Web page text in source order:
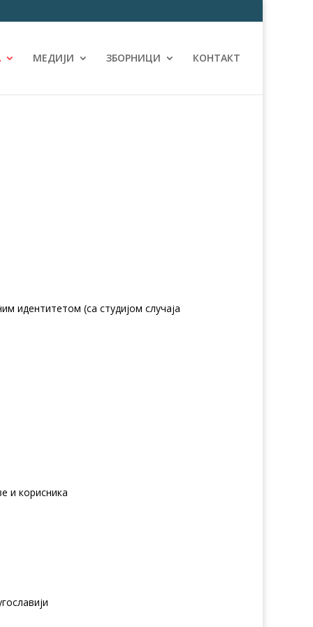
МЕДИЈИ ЗБОРНИЦИ КОНТАКТ
идентитетом (са студијом случаја
и корисника